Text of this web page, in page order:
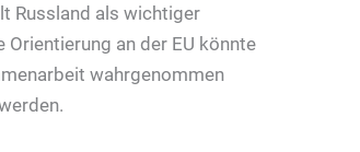
Russland als wichtiger
an der EU könnte
wahrgenommen